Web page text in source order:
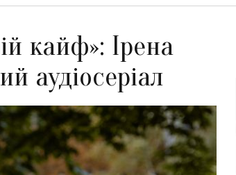
кайф»: Ірена
аудіосеріал